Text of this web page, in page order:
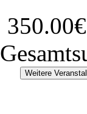
350.00€
Weitere